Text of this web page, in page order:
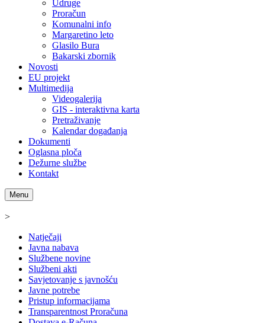
Udruge
Proračun
Komunalni info
Margaretino leto
Glasilo Bura
Bakarski zbornik
Novosti
EU projekt
Multimedija
Videogalerija
GIS - interaktivna karta
Pretraživanje
Kalendar događanja
Dokumenti
Oglasna ploča
Dežurne službe
Kontakt
Menu
>
Natječaji
Javna nabava
Službene novine
Službeni akti
Savjetovanje s javnošću
Javne potrebe
Pristup informacijama
Transparentnost Proračuna